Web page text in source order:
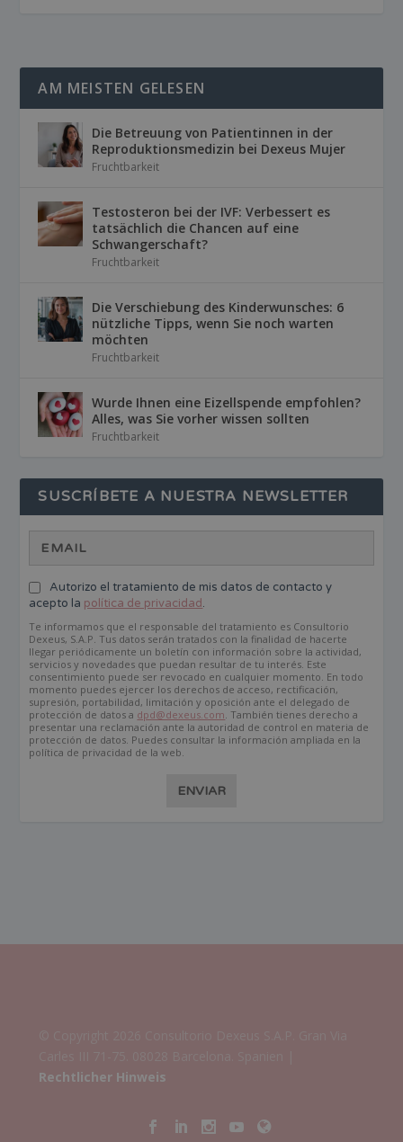
AM MEISTEN GELESEN
Die Betreuung von Patientinnen in der
Reproduktionsmedizin bei Dexeus Mujer
Fruchtbarkeit
Testosteron bei der IVF: Verbessert es
tatsächlich die Chancen auf eine
Schwangerschaft?
Fruchtbarkeit
Die Verschiebung des Kinderwunsches: 6
nützliche Tipps, wenn Sie noch warten
möchten
Fruchtbarkeit
Wurde Ihnen eine Eizellspende empfohlen?
Alles, was Sie vorher wissen sollten
Fruchtbarkeit
SUSCRÍBETE A NUESTRA NEWSLETTER
Autorizo el tratamiento de mis datos de contacto y
acepto la política de privacidad.
Te informamos que el responsable del tratamiento es Consultorio
Dexeus, S.A.P. Tus datos serán tratados con la finalidad de hacerte
llegar periódicamente un boletín con información sobre la actividad,
servicios y novedades que puedan resultar de tu interés. Este
consentimiento puede ser revocado en cualquier momento. En todo
momento puedes ejercer los derechos de acceso, rectificación,
supresión, portabilidad, limitación y oposición ante el delegado de
protección de datos a dpd@dexeus.com . También tienes derecho a
presentar una reclamación ante la autoridad de control en materia de
protección de datos. Puedes consultar la información ampliada en la
política de privacidad de la web.
ENVIAR
Rechtlicher Hinweis